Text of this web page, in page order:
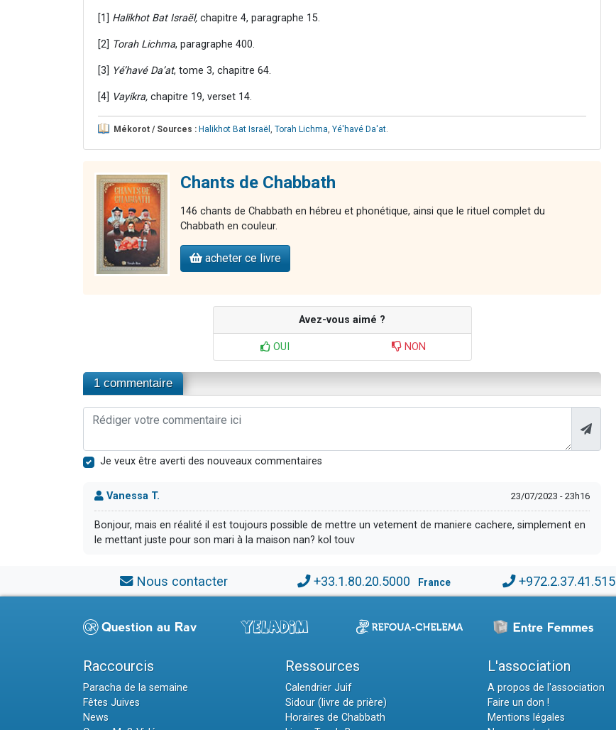
[1] Halikhot Bat Israël, chapitre 4, paragraphe 15.
[2] Torah Lichma, paragraphe 400.
[3] Yé’havé Da’at, tome 3, chapitre 64.
[4] Vayikra, chapitre 19, verset 14.
Mékorot / Sources : Halikhot Bat Israël Torah Lichma Yé'havé Da'at
Chants de Chabbath
146 chants de Chabbath en hébreu et phonétique, ainsi que le rituel complet du
Chabbath en couleur.
acheter ce livre
Avez-vous aimé ?
OUI NON
1 commentaire
Je veux être averti des nouveaux commentaires
Vanessa T. 23/07/2023 - 23h16
Bonjour, mais en réalité il est toujours possible de mettre un vetement de maniere cachere, simplement en
le mettant juste pour son mari à la maison nan? kol touv
Nous contacter +33.1.80.20.5000 France +972.2.37.41.515
Raccourcis
Paracha de la semaine
Fêtes Juives
News
Ressources
Calendrier Juif
Sidour (livre de prière)
Horaires de Chabbath
L'association
A propos de l'association
Faire un don !
Mentions légales